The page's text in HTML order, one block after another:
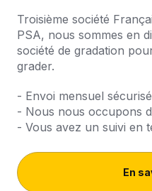
Troisième société
PSA, nous sommes en
société de gradation
grader.
- Envoi mensuel sécurisé
- Nous nous occupons
- Vous avez un suivi en
En